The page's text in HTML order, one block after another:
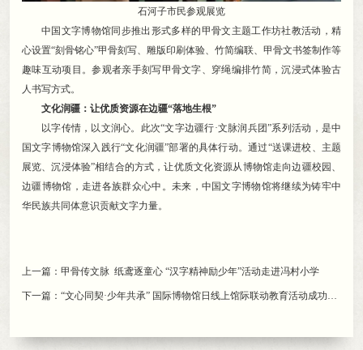
石河子市民参观展览
中国文字博物馆同步推出形式多样的甲骨文主题工作坊社教活动 ，精
心设置“刻骨铭心”甲骨刻写、雕版印刷体验、竹简编联、甲骨文书签制作等
趣味互动项目。参观者亲手刻写甲骨文字、穿绳编排竹简 ，沉浸式体验古
人书写方式。
文化润疆：让优质资源在边疆“落地生根”
以字传情 ， 以文润心。此次“文字边疆行·文脉润兵团”系列活动 ， 是中
国文字博物馆深入践行“文化润疆”部署的具体行动。通过“送课进校、主题
展览、沉浸体验”相结合的方式 ，让优质文化资源从博物馆走向边疆校园、
边疆博物馆，走进各族群众心中 。 未来，中国文字博物馆将继续为铸牢中
华民族共同体意识贡献文字力量。
上一篇： 甲骨传文脉 纸鸢逐童心 “汉字精神励少年”活动走进冯村小学
下一篇：